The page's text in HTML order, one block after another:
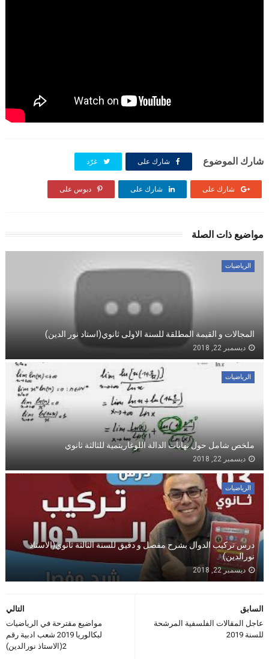
شارك الموضوع شارك على غرّد
شارك على شارك على دبوس على
مواضيع ذات الصلة
الرياضيات
المجالات و القيمة المطلقة للسنة الاولى ثانوي(استاد نور الدين)
ديسمبر 22, 2018
الرياضيات
ملخص شامل حول نهايات الدالة اللوغاريتمية للثالثة ثانوي
ديسمبر 22, 2018
الرياضيات
درس تركيب الدوال بشرح مفصل و دقيق للسنة الثالثة ثانوي(الاستاذ
نورالدين)
ديسمبر 22, 2018
التالي
مواضيع مقترحة في الرياضيات
لبكالوريا 2019 شعب ادبية رقم
2(الاستاذ نورالدين)
السابق
عاجل المقالات الفلسفية المرشحة
للسنة 2019